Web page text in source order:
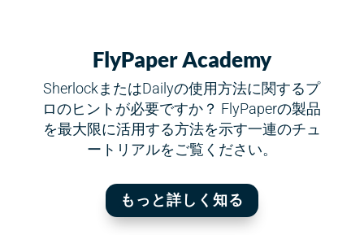
FlyPaper Academy
SherlockまたはDailyの使用方法に関するプ
ロのヒントが必要ですか？ FlyPaperの製品
を最大限に活用する方法を示す一連のチュ
ートリアルをご覧ください。
もっと詳しく知る